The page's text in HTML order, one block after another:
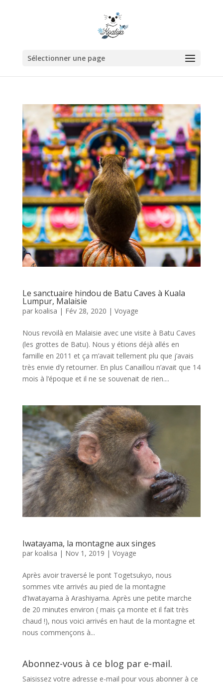
Sélectionner une page
Le sanctuaire hindou de Batu Caves à Kuala
Lumpur, Malaisie
par koalisa | Fév 28, 2020 | Voyage
Nous revoilà en Malaisie avec une visite à Batu Caves
(les grottes de Batu). Nous y étions déjà allés en
famille en 2011 et ça m’avait tellement plu que j’avais
très envie d’y retourner. En plus Canaillou n’avait que 14
mois à l’époque et il ne se souvenait de rien....
Iwatayama, la montagne aux singes
par koalisa | Nov 1, 2019 | Voyage
Après avoir traversé le pont Togetsukyo, nous
sommes vite arrivés au pied de la montagne
d’Iwatayama à Arashiyama. Après une petite marche
de 20 minutes environ ( mais ça monte et il fait très
chaud !), nous voici arrivés en haut de la montagne et
nous commençons à...
Abonnez-vous à ce blog par e-mail.
Saisissez votre adresse e-mail pour vous abonner à ce